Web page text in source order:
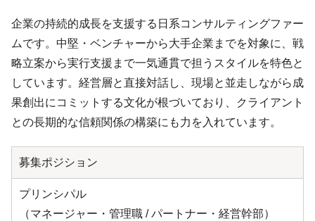
企業の持続的成長を支援する日系コンサルティングファー
ムです。中堅・ベンチャーから大手企業までを対象に、戦
略立案から実行支援まで一気通貫で担うスタイルを特色と
しています。経営層と直接対話し、現場と並走しながら成
果創出にコミットする文化が根づいており、クライアント
との長期的な信頼関係の構築にも力を入れています。
募集ポジション
プリンシパル
（マネージャー・管理職 / パートナー・経営幹部）